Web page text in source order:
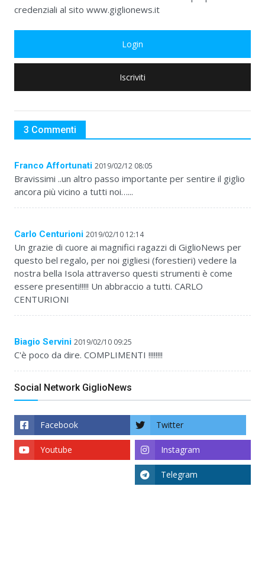
credenziali al sito www.giglionews.it
Login
Iscriviti
3 Commenti
Franco Affortunati 2019/02/12 08:05
Bravissimi ..un altro passo importante per sentire il giglio
ancora più vicino a tutti noi…...
Carlo Centurioni 2019/02/10 12:14
Un grazie di cuore ai magnifici ragazzi di GiglioNews per
questo bel regalo, per noi gigliesi (forestieri) vedere la
nostra bella Isola attraverso questi strumenti è come
essere presenti!!!!! Un abbraccio a tutti. CARLO
CENTURIONI
Biagio Servini 2019/02/10 09:25
C'è poco da dire. COMPLIMENTI !!!!!!!!
Social Network GiglioNews
Facebook Twitter
Instagram
Youtube
Telegram